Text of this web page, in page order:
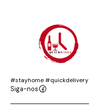
#stayhome #quickdelivery
Siga-nos